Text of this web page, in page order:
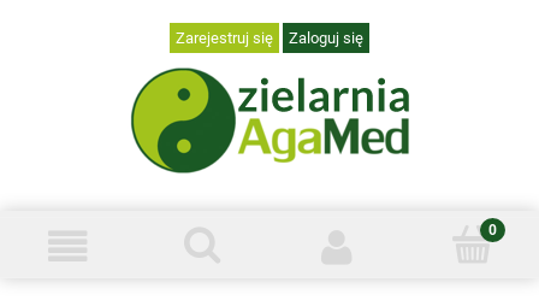
Zarejestruj się Zaloguj się